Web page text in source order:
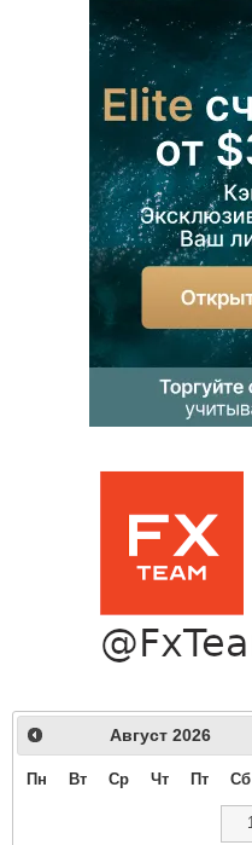
Август 2026
Пн Вт Ср Чт Пт Сб